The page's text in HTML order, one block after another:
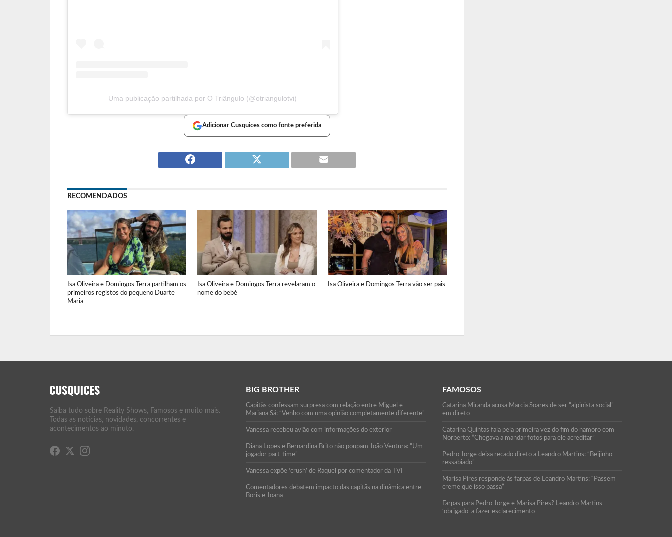
Uma publicação partilhada por O Triângulo (@otriangulotvi)
Adicionar Cusquices como fonte preferida
RECOMENDADOS
Isa Oliveira e Domingos Terra partilham os
primeiros registos do pequeno Duarte
Maria
Isa Oliveira e Domingos Terra revelaram o
nome do bebé
Isa Oliveira e Domingos Terra vão ser pais
Saiba tudo sobre Reality Shows, Famosos e muito mais.
Todas as notícias, novidades, concorrentes e
acontecimentos ao minuto.
BIG BROTHER
Capitãs confessam surpresa com relação entre Miguel e
Mariana Sá: “Venho com uma opinião completamente diferente”
Vanessa recebeu avião com informações do exterior
Diana Lopes e Bernardina Brito não poupam João Ventura: “Um
jogador part-time”
Vanessa expõe ‘crush’ de Raquel por comentador da TVI
Comentadores debatem impacto das capitãs na dinâmica entre
Boris e Joana
FAMOSOS
Catarina Miranda acusa Marcia Soares de ser “alpinista social”
em direto
Catarina Quintas fala pela primeira vez do fim do namoro com
Norberto: “Chegava a mandar fotos para ele acreditar”
Pedro Jorge deixa recado direto a Leandro Martins: “Beijinho
ressabiado”
Marisa Pires responde às farpas de Leandro Martins: “Passem
creme que isso passa”
Farpas para Pedro Jorge e Marisa Pires? Leandro Martins
‘obrigado’ a fazer esclarecimento